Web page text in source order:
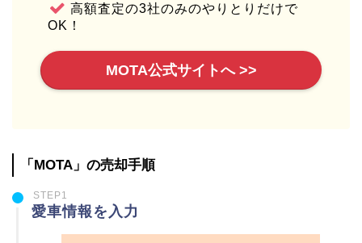
高額査定の3社のみのやりとりだけで
OK！
MOTA公式サイトへ >>
「MOTA」の売却手順
STEP1
愛車情報を入力